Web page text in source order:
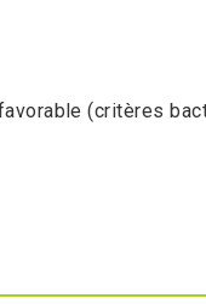
(critères